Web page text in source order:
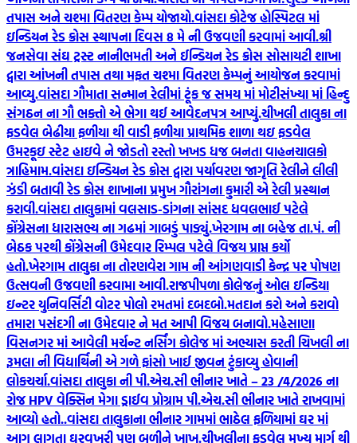
તપાસ અને ચશ્મા વિતરણ કેમ્પ યોજાયો.વાંસદા કોટેજ હોસ્પિટલ માં
ઇન્ડિયન રેડ ક્રોસ સ્થાપના દિવસ 8 મે ની ઉજવણી કરવામાં આવી.શ્રી
જનસેવા સંઘ ટ્રસ્ટ નાનીભમતી અને ઈન્ડિયન રેડ ક્રોસ સોસાયટી શાખા
દ્વારા આંખની તપાસ તથા મફત ચશ્મા વિતરણ કેમ્પનું આયોજન કરવામાં
આવ્યુ.વાંસદા ગૌમાતા સન્માન રેલીમાં ટૂંક જ સમય માં મોટીસંખ્યા માં હિન્દુ
સંગઠન ના ગૌ ભક્તો એ ભેગા થઈ આવેદનપત્ર આપ્યું.ચીખલી તાલુકા ના
ફડવેલ બેઢીયા ફળીયા થી વાડી ફળીયા પ્રાથમિક શાળા થઇ ફડવેલ
ઉમરકૂઇ સ્ટેટ હાઇવે ને જોડતો રસ્તો ખખડ ધજ બનતા વાહનચાલકો
ત્રાહિમામ.વાંસદા ઇન્ડિયન રેડ ક્રોસ દ્વારા પર્યાવરણ જાગૃતિ રેલીને લીલી
ઝંડી બતાવી રેડ ક્રોસ શાખાના પ્રમુખ ગૌરાંગના કુમારી એ રેલી પ્રસ્થાન
કરાવી.વાંસદા તાલુકામાં વલસાડ-ડાંગના સાંસદ ધવલભાઈ પટેલે
કોંગ્રેસના ધારાસભ્ય ના ગઢમાં ગાબડું પાડ્યું.ખેરગામ ના બહેજ તા.પં. ની
બેઠક પરથી કોંગ્રેસની ઉમેદવાર રિમ્પલ પટેલે વિજય પ્રાપ્ત કર્યો
હતો.ખેરગામ તાલુકા ના તોરણવેરા ગામ ની આંગણવાડી કેન્દ્ર પર પોષણ
ઉત્સવની ઉજવણી કરવામા આવી.રાજપીપળા કોલેજનું ઓલ ઇન્ડિયા
ઇન્ટર યુનિવર્સિટી વોટર પોલો રમતમાં દબદબો.મતદાન કરો અને કરાવો
તમારા પસંદગી ના ઉમેદવાર ને મત આપી વિજય બનાવો.મહેસાણા
વિસનગર માં આવેલી મર્ચન્ટ નર્સિંગ કોલેજ માં અભ્યાસ કરતી ચિખલી ના
રૂમલા ની વિદ્યાર્થિની એ ગળે ફાંસો ખાઈ જીવન ટુંકાવ્યુ હોવાની
લોકચર્ચા.વાંસદા તાલુકા ની પી.એચ.સી ભીનાર ખાતે – 23 /4/2026 ના
રોજ HPV વેક્સિન મેગા ડ્રાઈવ પ્રોગ્રામ પી.એચ.સી ભીનાર ખાતે રાખવામાં
આવ્યો હતો..વાંસદા તાલુકાના ભીનાર ગામમાં ભાઠેલ ફળિયામાં ઘર માં
આગ લાગતા ઘરવખરી પણ બળીને ખાખ.ચીખલીના ફડવેલ મુખ્ય માર્ગ થી